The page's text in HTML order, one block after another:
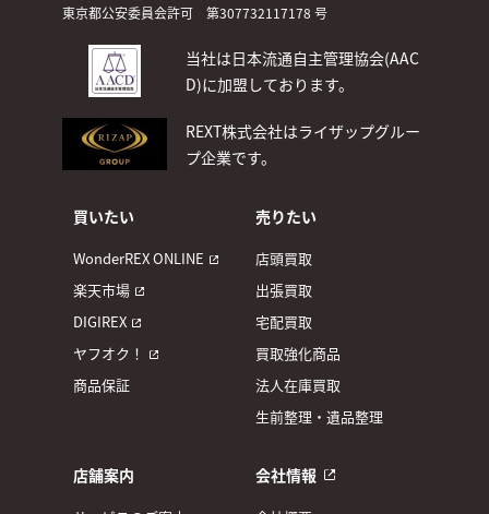
東京都公安委員会許可 第307732117178 号
当社は日本流通自主管理協会(AAC
D)に加盟しております。
REXT株式会社はライザップグルー
プ企業です。
買いたい
WonderREX ONLINE
楽天市場
DIGIREX
ヤフオク！
商品保証
売りたい
店頭買取
出張買取
宅配買取
買取強化商品
法人在庫買取
生前整理・遺品整理
店舗案内 会社情報